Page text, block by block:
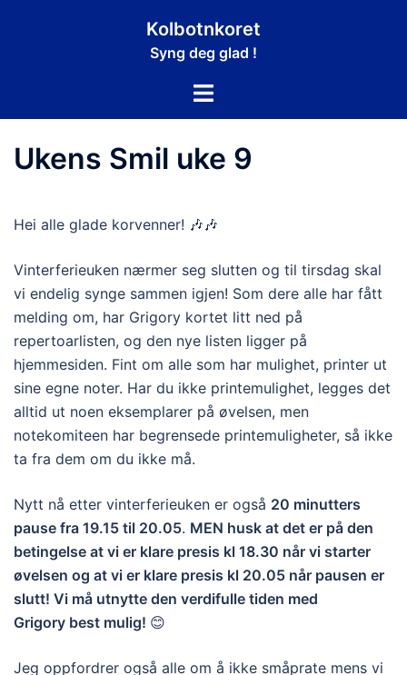
Kolbotnkoret
Syng deg glad !
Toggle
Ukens Smil uke 9
Hei alle glade korvenner! 🎶🎶
Vinterferieuken nærmer seg slutten og til tirsdag skal
vi endelig synge sammen igjen! Som dere alle har fått
melding om, har Grigory kortet litt ned på
repertoarlisten, og den nye listen ligger på
hjemmesiden. Fint om alle som har mulighet, printer ut
sine egne noter. Har du ikke printemulighet, legges det
alltid ut noen eksemplarer på øvelsen, men
notekomiteen har begrensede printemuligheter, så ikke
ta fra dem om du ikke må.
Nytt nå etter vinterferieuken er også 20 minutters
pause fra 19.15 til 20.05. MEN husk at det er på den
betingelse at vi er klare presis kl 18.30 når vi starter
øvelsen og at vi er klare presis kl 20.05 når pausen er
slutt! Vi må utnytte den verdifulle tiden med
Grigory best mulig! 😊
Jeg oppfordrer også alle om å ikke småprate mens vi